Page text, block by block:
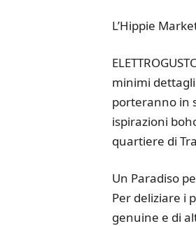
L’Hippie
minimi
porteranno in
ispirazioni
quartiere di
Un Paradiso
Per deliziare i
genuine e di